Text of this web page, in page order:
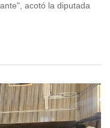
acotó la diputada